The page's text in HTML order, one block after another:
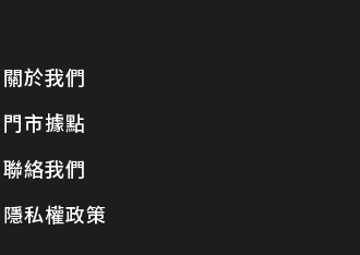
關於我們
門市據點
聯絡我們
隱私權政策